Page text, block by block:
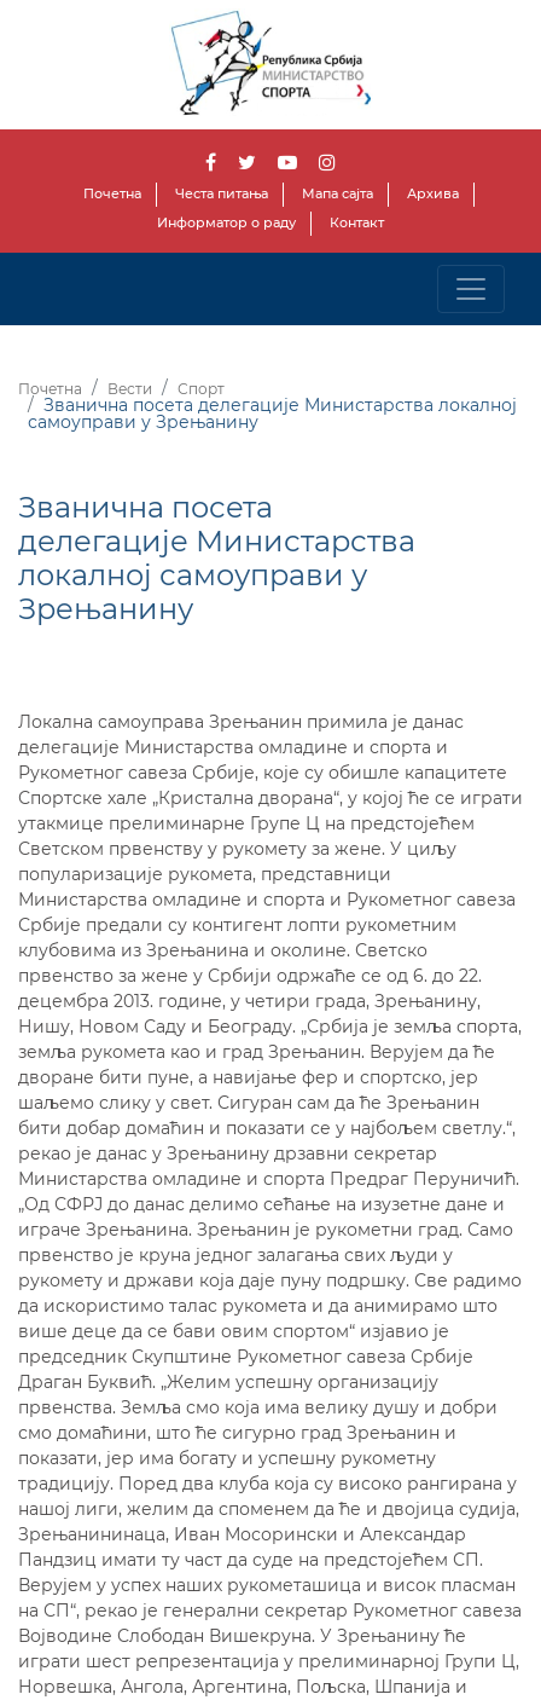
Почетна Честа питања Мапа сајта
Архива
Информатор о раду
Контакт
Почетна Вести Спорт
Званична посета делегације Министарства локалној
самоуправи у Зрењанину
Званична посета
делегације Министарства
локалној самоуправи у
Зрењанину
Локална самоуправа Зрењанин примила је данас
делегације Министарства омладине и спорта и
Рукометног савеза Србије, које су обишле капацитете
Спортске хале „Кристална дворана“, у којој ће се играти
утакмице прелиминарне Групе Ц на предстојећем
Светском првенству у рукомету за жене. У циљу
популаризације рукомета, представници
Министарства омладине и спорта и Рукометног савеза
Србије предали су контигент лопти рукометним
клубовима из Зрењанина и околине. Светско
првенство за жене у Србији одржаће се од 6. до 22.
децембра 2013. године, у четири града, Зрењанину,
Нишу, Новом Саду и Београду. „Србија је земља спорта,
земља рукомета као и град Зрењанин. Верујем да ће
дворане бити пуне, а навијање фер и спортско, јер
шаљемо слику у свет. Сигуран сам да ће Зрењанин
бити добар домаћин и показати се у најбољем светлу.“,
рекао је данас у Зрењанину дрзавни секретар
Министарства омладине и спорта Предраг Перуничић.
„Од СФРЈ до данас делимо сећање на изузетне дане и
играче Зрењанина. Зрењанин је рукометни град. Само
првенство је круна једног залагања свих људи у
рукомету и држави која даје пуну подршку. Све радимо
да искористимо талас рукомета и да анимирамо што
више деце да се бави овим спортом“ изјавио је
председник Скупштине Рукометног савеза Србије
Драган Буквић. „Желим успешну организацију
првенства. Земља смо која има велику душу и добри
смо домаћини, што ће сигурно град Зрењанин и
показати, јер има богату и успешну рукометну
традицију. Поред два клуба која су високо рангирана у
нашој лиги, желим да споменем да ће и двојица судија,
Зрењанининаца, Иван Мосорински и Александар
Пандзиц имати ту част да суде на предстојећем СП.
Верујем у успех наших рукометашица и висок пласман
на СП“, рекао је генерални секретар Рукометног савеза
Војводине Слободан Вишекруна. У Зрењанину ће
играти шест репрезентација у прелиминарној Групи Ц,
Норвешка, Ангола, Аргентина, Пољска, Шпанија и